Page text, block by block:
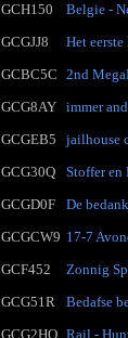
GCH150 Belgie -
GCGJJ8 Het
GCBC5C 2nd
GCG8AY immer
GCGEB5 jailhouse
GCG30Q Stoffer
GCGD0F De
GCGCW9 17-7
GCF452 Zonnig
GCG51R Bedafse
GCG2HQ Rail -